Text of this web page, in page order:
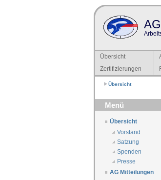
Übersicht
Zertifizierungen
Übersicht
Menü
Übersicht
Vorstand
Satzung
Spenden
Presse
AG Mitteilungen